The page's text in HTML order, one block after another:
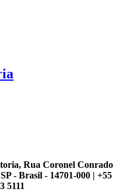
Rua Coronel Conrado
- Brasil - 14701-000 | +55
5111